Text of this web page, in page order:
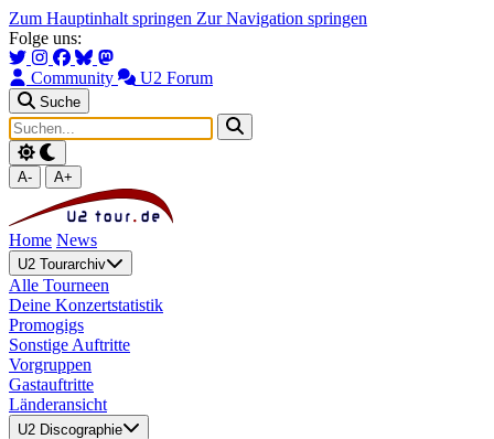
Zum Hauptinhalt springen Zur Navigation springen
Folge uns:
Community U2 Forum
Suche
A- A+
Home News
U2 Tourarchiv
Alle Tourneen
Deine Konzertstatistik
Promogigs
Sonstige Auftritte
Vorgruppen
Gastauftritte
Länderansicht
U2 Discographie